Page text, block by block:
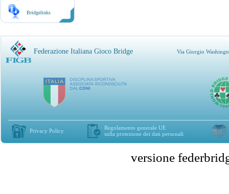
Bridgelinks
Federazione Italiana Gioco Bridge Via Giorgio
Privacy Policy
Regolamento generale UE
sulla protezione dei dati personali
versione